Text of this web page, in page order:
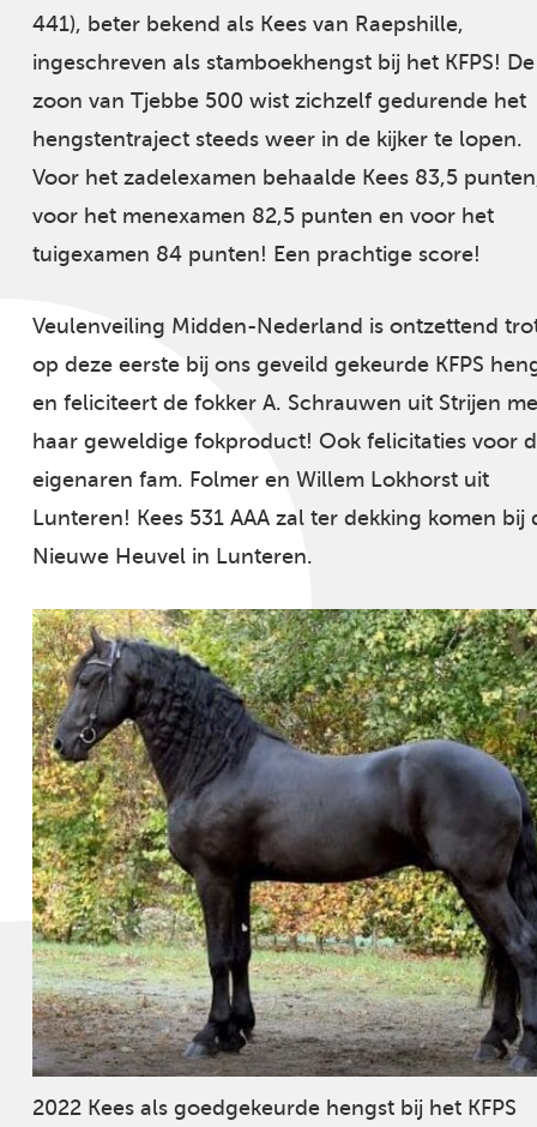
441), beter bekend als Kees van Raepshille,
ingeschreven als stamboekhengst bij het KFPS! De
zoon van Tjebbe 500 wist zichzelf gedurende het
hengstentraject steeds weer in de kijker te lopen.
Voor het zadelexamen behaalde Kees 83,5
voor het menexamen 82,5 punten en voor het
tuigexamen 84 punten! Een prachtige score!
Veulenveiling Midden-Nederland is ontzettend
op deze eerste bij ons geveild gekeurde KFPS
en feliciteert de fokker A. Schrauwen uit Strijen
haar geweldige fokproduct! Ook felicitaties voor
eigenaren fam. Folmer en Willem Lokhorst uit
Lunteren! Kees 531 AAA zal ter dekking komen bij
Nieuwe Heuvel in Lunteren.
2022 Kees als goedgekeurde hengst bij het KFPS